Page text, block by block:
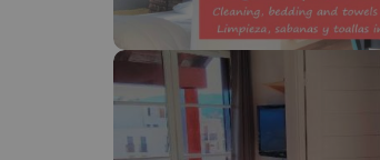
Il semble que notre